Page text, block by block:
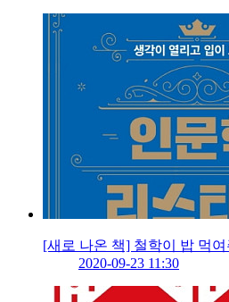
[새로 나온 책] 철학이 밥 먹여
2020-09-23 11:30